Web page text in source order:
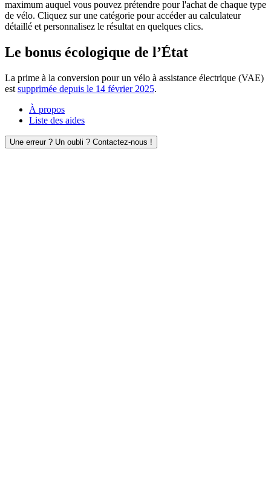
maximum auquel vous pouvez prétendre pour l'achat de chaque type
de vélo. Cliquez sur une catégorie pour accéder au calculateur
détaillé et personnalisez le résultat en quelques clics.
Le bonus écologique de l’État
La prime à la conversion pour un vélo à assistance électrique (VAE)
est supprimée depuis le 14 février 2025.
À propos
Liste des aides
Une erreur ? Un oubli ? Contactez-nous !